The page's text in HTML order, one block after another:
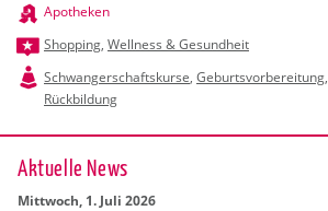
Apotheken
Shopping, Wellness & Gesundheit
Schwangerschaftskurse, Geburtsvorbereitung,
Rückbildung
Ak­tu­el­le News
Mitt­woch, 1. Juli 2026